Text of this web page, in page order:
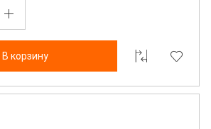
В корзину